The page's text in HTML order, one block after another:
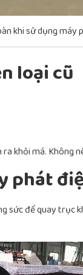
khi sử dụng máy
loại cũ
khỏi má. Không
phát
sức để quay trục